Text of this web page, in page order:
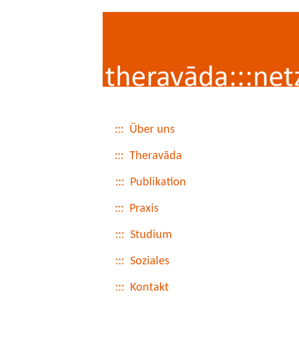
::: Über uns
::: Theravāda
::: Publikation
::: Praxis
::: Studium
::: Soziales
::: Kontakt